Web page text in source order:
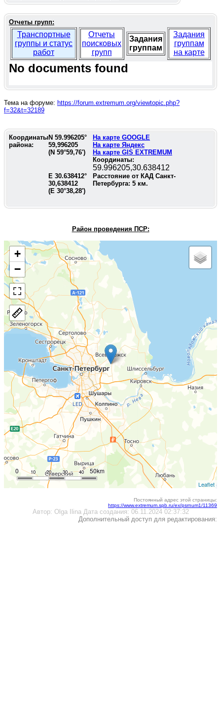
Отчеты групп:
Транспортные
группы и статус
работ
Отчеты
поисковых
групп
Задания
группам
Задания
группам
на карте
No documents found
Тема на форуме: https://forum.extremum.org/viewtopic.php?
f=32&t=32189
Координаты
района:
N 59.996205°
59,996205
(N 59°59,76')
На карте GOOGLE
На карте Яндекс
На карте GIS EXTREMUM
Координаты:
59.996205,30.638412
E 30.638412°
30,638412
(E 30°38,28')
Расстояние от КАД Санкт-
Петербурга: 5 км.
Район проведения ПСР:
+
−
10
0 20 30 40 50km
Leaflet
Постоянный адрес этой страницы:
https://www.extremum.spb.ru/ex/psrnum1/11369
Автор: Olga IlinaДата создания: 06.11.2024 02:37:32
Дополнительный доступ для редактирования: